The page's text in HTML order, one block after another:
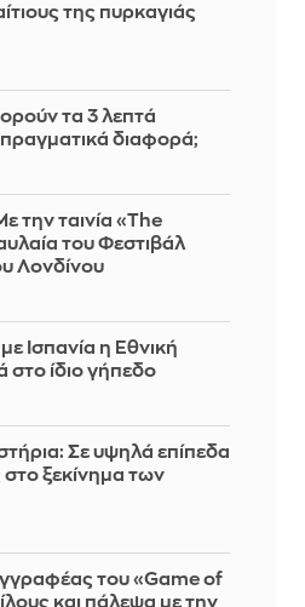
της πυρκαγιάς
τα 3 λεπτά
διαφορά;
την ταινία «The
του Φεστιβάλ
Λονδίνου
Ισπανία η Εθνική
στο ίδιο γήπεδο
Σε υψηλά επίπεδα
στο ξεκίνημα των
του «Game of
και πάλεψα με την